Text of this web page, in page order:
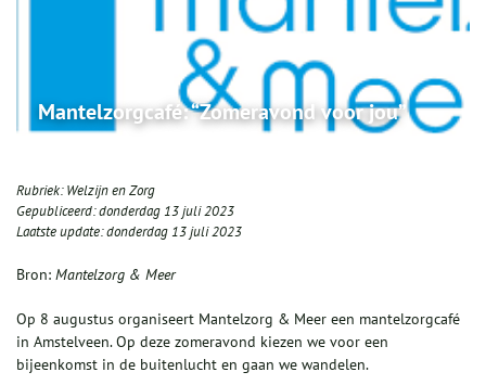
Mantelzorgcafé: “Zomeravond voor jou”
Rubriek:Welzijn en Zorg
Gepubliceerd:donderdag 13 juli 2023
Laatste update:donderdag 13 juli 2023
Bron: Mantelzorg & Meer
Op 8 augustus organiseert Mantelzorg & Meer een mantelzorgcafé
in Amstelveen. Op deze zomeravond kiezen we voor een
bijeenkomst in de buitenlucht en gaan we wandelen.